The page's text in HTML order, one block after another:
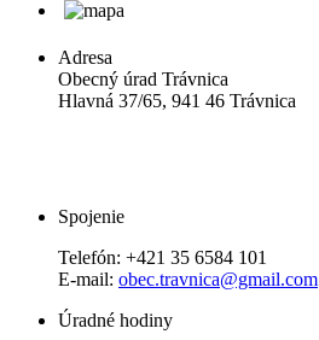
Adresa
Obecný úrad Trávnica
Hlavná 37/65, 941 46 Trávnica
Spojenie
Telefón: +421 35 6584 101
E-mail: obec.travnica@gmail.com
Úradné hodiny